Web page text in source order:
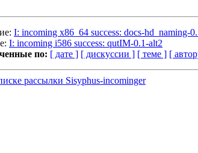
I: incoming x86_64 success: docs-hd_naming-
I: incoming i586 success: qutIM-0.1-alt2
по: [ дате ] [ дискуссии ] [ теме ] [
рассылки Sisyphus-incominger